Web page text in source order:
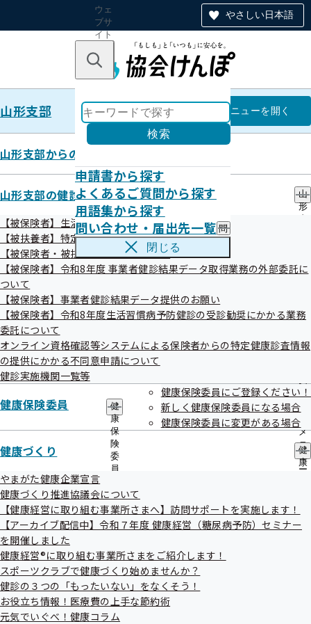
やさしい日本語
ウェ
ブサ
イト
のナ
ン
キーワードで探す
検索
申請書から探す
よくあるご質問から探す
用語集から探す
問い合わせ・届出先一覧 問
い
わ
届
出
一
覧
ブ
メ
ニ
ュ
閉じる
山形支部 山形支部
メニューを開く
山形支部からのお知らせ
山形支部の健診・保健指導のご案内
山
形
診
指
の
内
の
サ
ブ
メ
ニ
ュ
ー
【被保険者】生活習慣病予防健診等のご案内
【被扶養者】特定健康診査
【被保険者・被扶養者】特定保健指導
【被保険者】令和8年度 事業者健診結果データ取得業務の外部委託に
ついて
【被保険者】事業者健診結果データ提供のお願い
【被保険者】令和8年度生活習慣病予防健診の受診勧奨にかかる業務
委託について
オンライン資格確認等システムによる保険者からの特定健康診査情報
の提供にかかる不同意申請について
健診実施機関一覧等
健康保険委員
健
康
保
険
委
員
サ
ブ
メ
ニ
ー
健康保険委員にご登録ください！
新しく健康保険委員になる場合
健康保険委員に変更がある場合
健康づくり
健
康
の
サ
やまがた健康企業宣言
健康づくり推進協議会について
【健康経営に取り組む事業所さまへ】訪問サポートを実施します！
【アーカイブ配信中】令和７年度 健康経営（糖尿病予防）セミナー
を開催しました
健康経営®に取り組む事業所さまをご紹介します！
スポーツクラブで健康づくり始めませんか？
健診の３つの「もったいない」をなくそう！
お役立ち情報！医療費の上手な節約術
元気でいぐべ！健康コラム
令和07年12月
お知らせ
令和07年12月31日
事務処理誤りについて（令和7年12月分）
令和07年12月25日
令和8年4月から被扶養者の認定における年間収入の取扱い
が変わります
令和07年12月23日
第139回全国健康保険協会運営委員会の資料を掲載しました
令和07年12月19日
FAX不通のお知らせ
重要
令和07年12月15日
第139回全国健康保険協会運営委員会を開催します